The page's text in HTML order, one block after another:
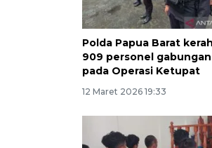
Polda Papua Barat
909 personel gabungan
pada Operasi Ketupat
12 Maret 2026 19:33